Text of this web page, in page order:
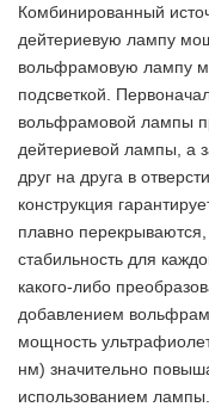
Комбинированный
дейтериевую лампу
вольфрамовую лампу
подсветкой.
вольфрамовой лампы
дейтериевой лампы, а
друг на друга в
конструкция
плавно
стабильность для
какого-либо
добавлением
мощность
нм) значительно
использованием лампы.